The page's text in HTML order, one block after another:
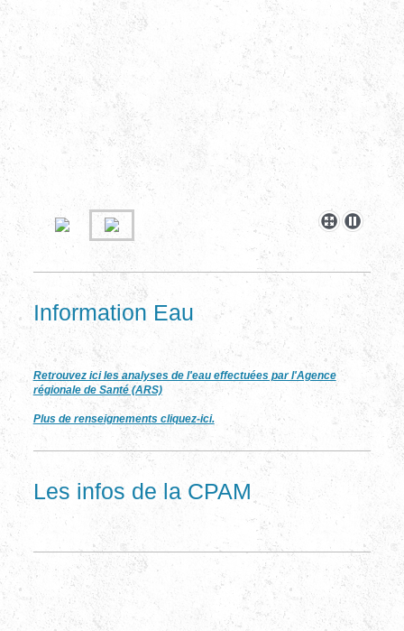
Information Eau
Retrouvez ici les analyses de l'eau effectuées par l'Agence
régionale de Santé (ARS)
Plus de renseignements cliquez-ici.
Les infos de la CPAM